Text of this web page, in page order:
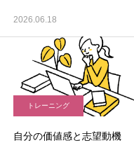
2026.06.18
トレーニング
自分の価値感と志望動機